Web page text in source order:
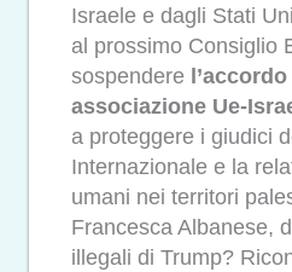
Israele e dagli Stati
al prossimo Consiglio
sospendere
associazione Ue-
a proteggere i giudici
Internazionale e la
umani nei territori
Francesca Albanese,
illegali di Trump?